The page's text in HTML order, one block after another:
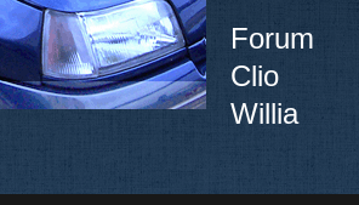
Forum
Clio
Willia